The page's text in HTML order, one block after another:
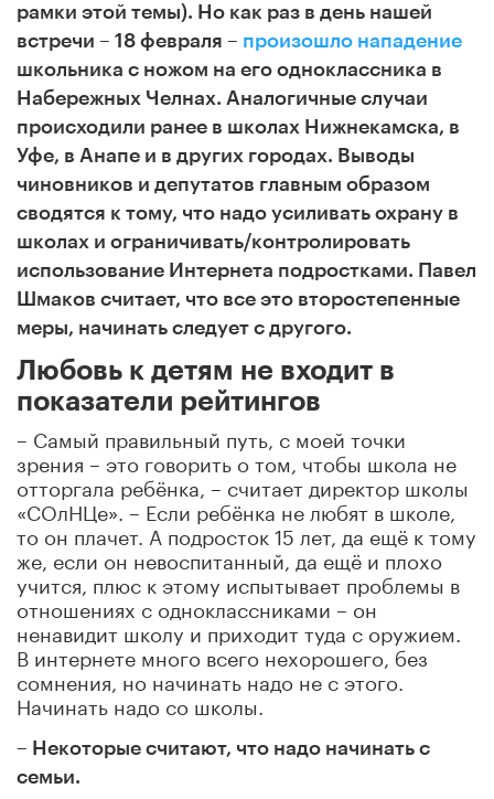
рамки этой темы). Но как раз в день нашей
встречи – 18 февраля – произошло нападение
школьника с ножом на его одноклассника в
Набережных Челнах. Аналогичные случаи
происходили ранее в школах Нижнекамска, в
Уфе, в Анапе и в других городах. Выводы
чиновников и депутатов главным образом
сводятся к тому, что надо усиливать охрану в
школах и ограничивать/контролировать
использование Интернета подростками. Павел
Шмаков считает, что все это второстепенные
меры, начинать следует с другого.
Любовь к детям не входит в
показатели рейтингов
– Самый правильный путь, с моей точки
зрения – это говорить о том, чтобы школа не
отторгала ребёнка, – считает директор школы
«СОлНЦе». – Если ребёнка не любят в школе,
то он плачет. А подросток 15 лет, да ещё к тому
же, если он невоспитанный, да ещё и плохо
учится, плюс к этому испытывает проблемы в
отношениях с одноклассниками – он
ненавидит школу и приходит туда с оружием.
В интернете много всего нехорошего, без
сомнения, но начинать надо не с этого.
Начинать надо со школы.
– Некоторые считают, что надо начинать с
семьи.